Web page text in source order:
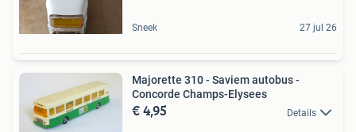
Sneek 27 jul 26
Majorette 310 - Saviem autobus -
Concorde Champs-Elysees
€ 4,95 Details